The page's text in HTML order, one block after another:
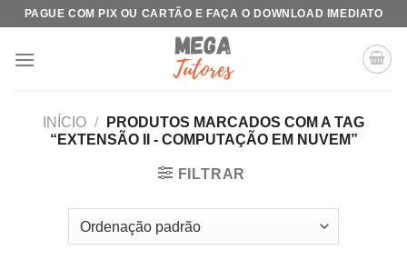
Skip
content
PAGUE COM PIX OU CARTÃO E FAÇA O DOWNLOAD IMEDIATO
INÍCIO /
PRODUTOS MARCADOS COM A TAG
“EXTENSÃO II - COMPUTAÇÃO EM NUVEM”
FILTRAR